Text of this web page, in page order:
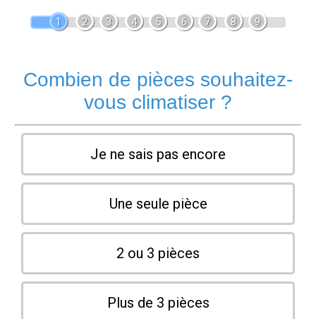
1 2 3 4 5 6 7 8 9
Combien de pièces souhaitez-
vous climatiser ?
Je ne sais pas encore
Une seule pièce
2 ou 3 pièces
Plus de 3 pièces